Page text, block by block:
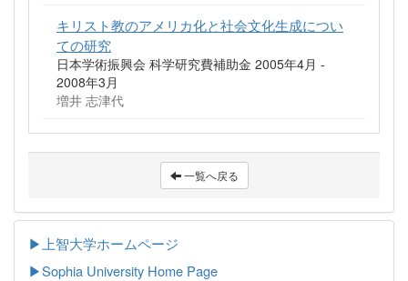
キリスト教のアメリカ化と社会文化生成につい
ての研究
日本学術振興会 科学研究費補助金 2005年4月 -
2008年3月
増井 志津代
一覧へ戻る
▶上智大学ホームページ
▶Sophia University Home Page